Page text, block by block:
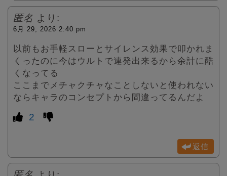
匿名 より:
6月 29, 2026 2:40 pm
以前もお手軽スローとサイレンス効果で叩かれま
くったのに今はウルトで連発出来るから余計に酷
くなってる
ここまでメチャクチャなことしないと使われない
ならキャラのコンセプトから間違ってるんだよ
2
返信